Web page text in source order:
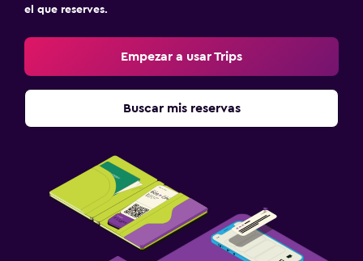
el que reserves.
Empezar a usar Trips
Buscar mis reservas